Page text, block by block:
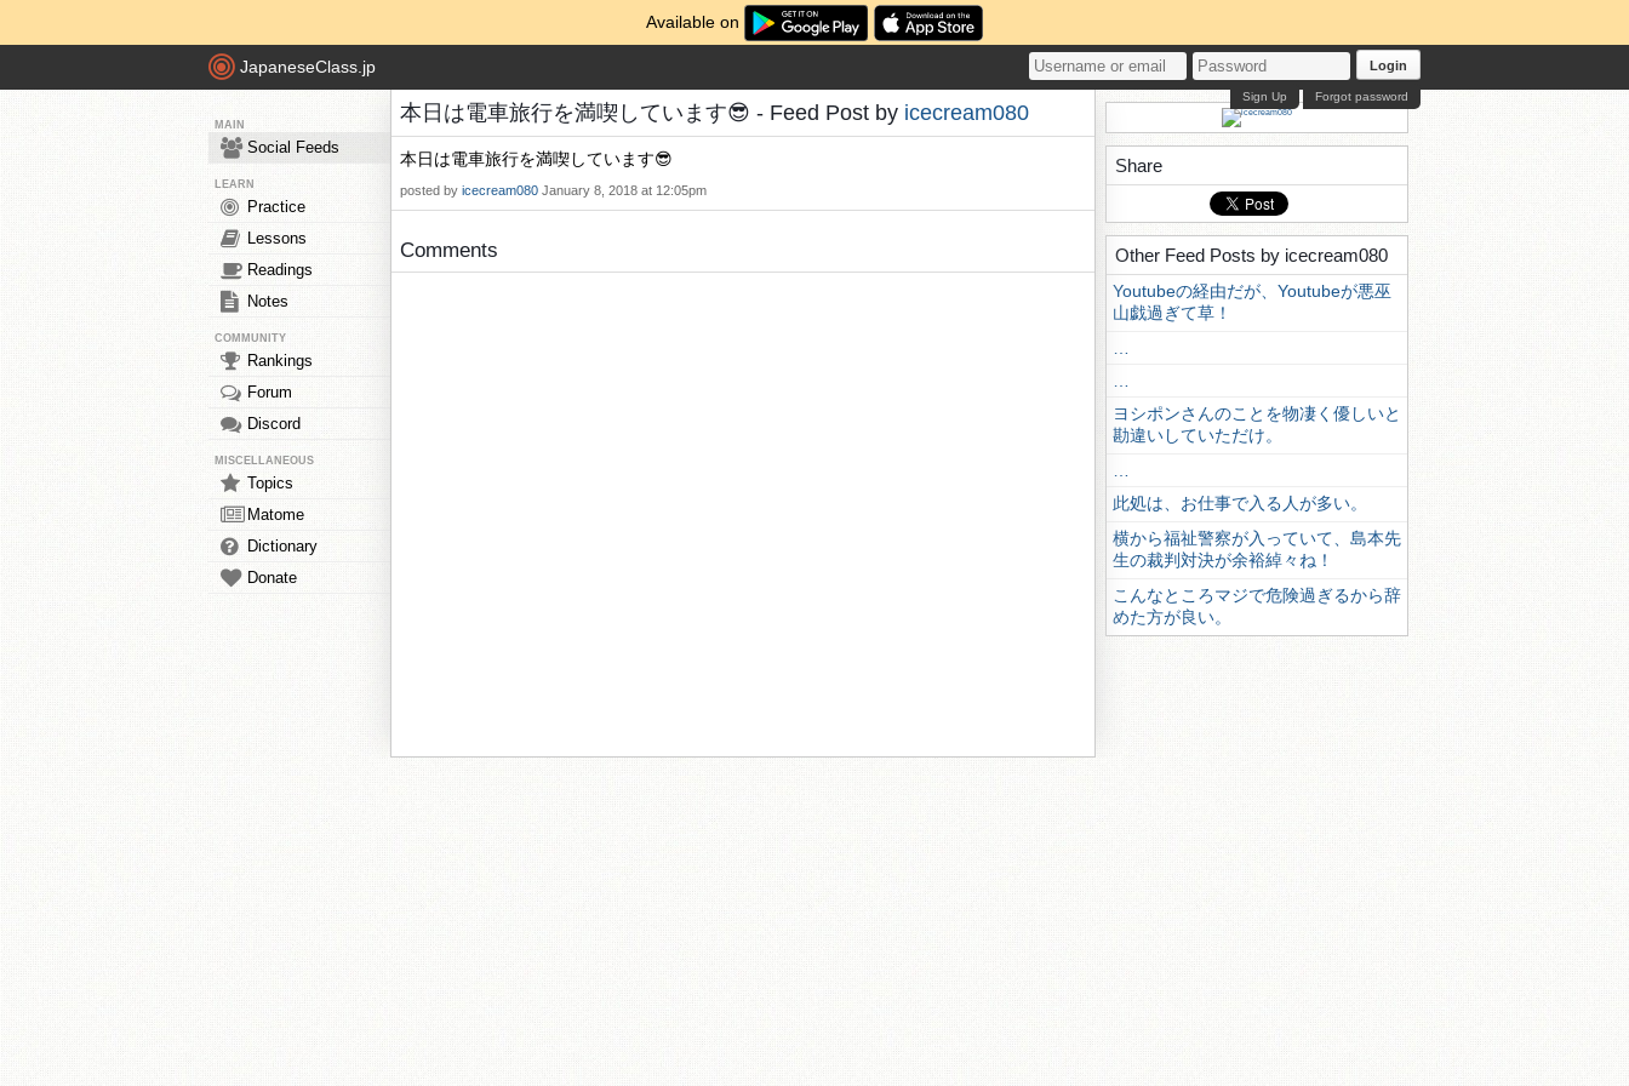
Available on
JapaneseClass.jp Login
Forgot password
Sign Up
MAIN
Social Feeds
LEARN
Practice
Lessons
Readings
Notes
COMMUNITY
Rankings
Forum
Discord
MISCELLANEOUS
Topics
Matome
Dictionary
Donate
本日は電車旅行を満喫しています😎 - Feed Post by icecream080
本日は電車旅行を満喫しています😎
posted by icecream080 January 8, 2018 at 12:05pm
Comments
Share
Other Feed Posts by icecream080
Youtubeの経由だが、Youtubeが悪巫
山戯過ぎて草！
ヨシポンさんのことを物凄く優しいと
勘違いしていただけ。
此処は、お仕事で入る人が多い。
横から福祉警察が入っていて、島本先
生の裁判対決が余裕綽々ね！
こんなところマジで危険過ぎるから辞
めた方が良い。